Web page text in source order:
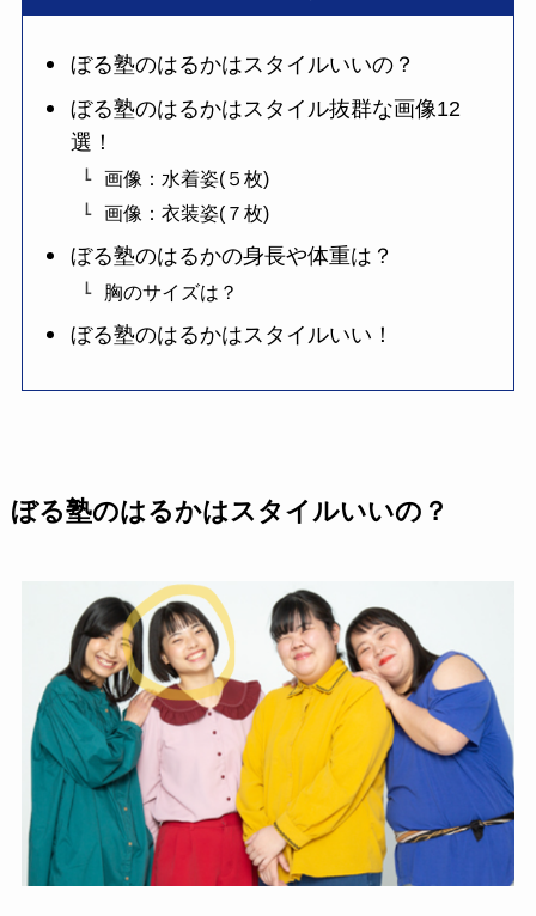
ぼる塾のはるかはスタイルいいの？
ぼる塾のはるかはスタイル抜群な画像12
選！
画像：水着姿(５枚)
画像：衣装姿(７枚)
ぼる塾のはるかの身長や体重は？
胸のサイズは？
ぼる塾のはるかはスタイルいい！
ぼる塾のはるかはスタイルいいの？